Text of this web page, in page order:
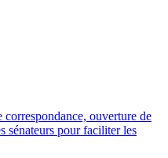
ouverture de
sénateurs pour faciliter les